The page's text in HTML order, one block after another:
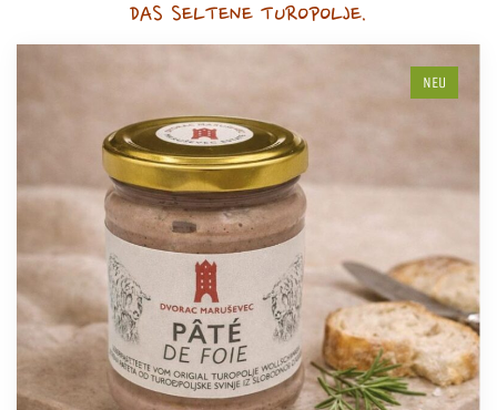
DAS SELTENE TUROPOLJE.
NEU